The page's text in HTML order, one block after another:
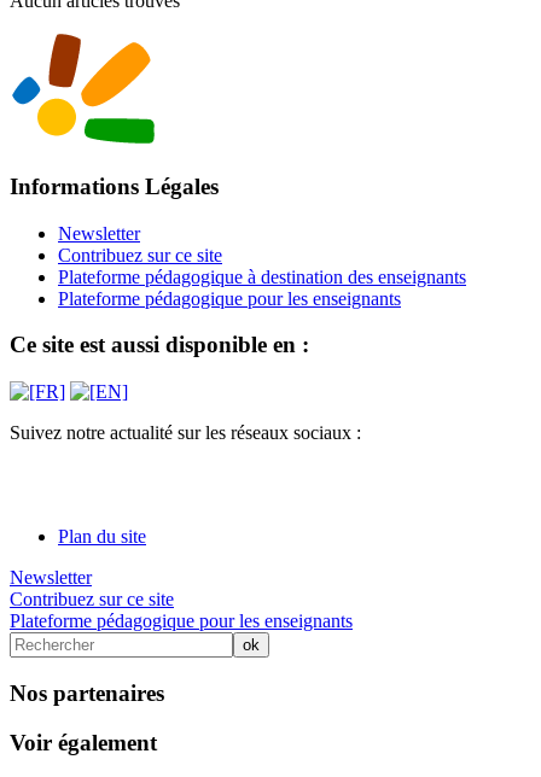
Informations Légales
Newsletter
Contribuez sur ce site
Plateforme pédagogique à destination des enseignants
Plateforme pédagogique pour les enseignants
Ce site est aussi disponible en :
Suivez notre actualité sur les réseaux sociaux :
Plan du site
Newsletter
Contribuez sur ce site
Plateforme pédagogique pour les enseignants
Nos partenaires
Voir également